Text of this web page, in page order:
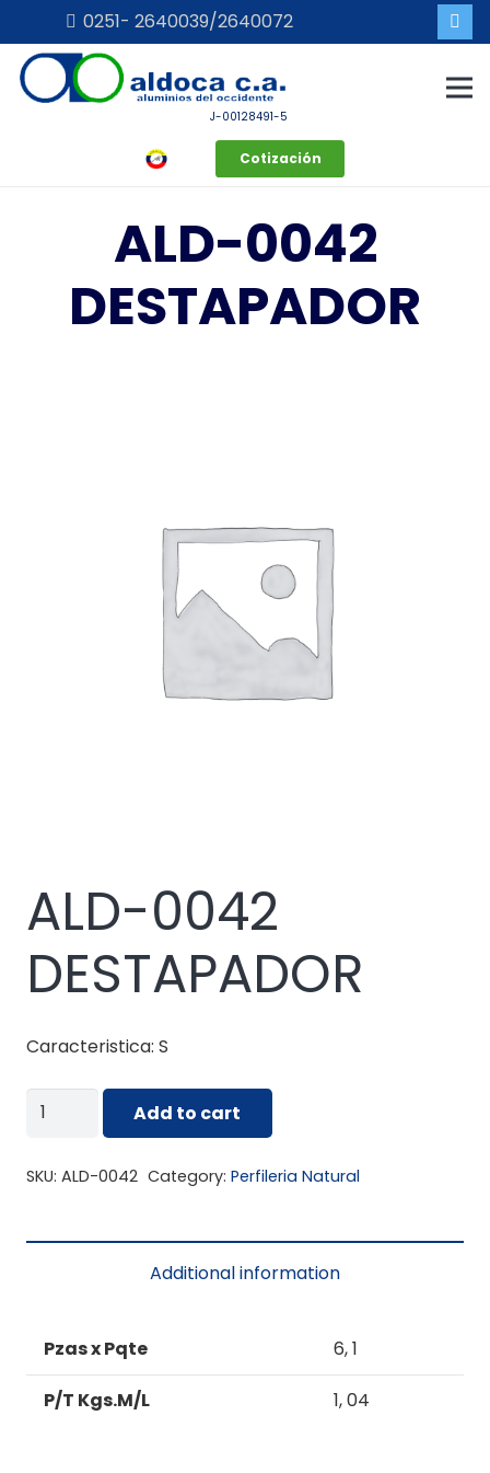
0251- 2640039/2640072
J-00128491-5
Cotización
ALD-0042
DESTAPADOR
ALD-0042
DESTAPADOR
Caracteristica: S
ALD-
DESTAPADOR
Add to cart
SKU: ALD-0042 Category: Perfileria Natural
Additional information
Pzas x Pqte 6, 1
P/T Kgs.M/L 1, 04